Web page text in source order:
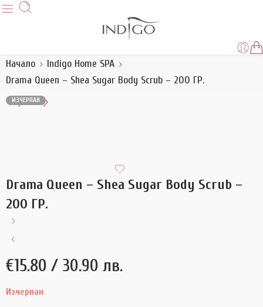
Начало
Indigo Home SPA
Drama Queen – Shea Sugar Body Scrub – 200 ГР.
ИЗЧЕРПАН
Drama Queen – Shea Sugar Body Scrub –
200 ГР.
€15.80 / 30.90 лв.
Изчерпан